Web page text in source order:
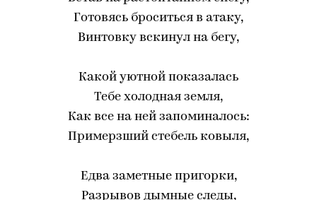
Готовясь броситься в атаку,
Винтовку вскинул на бегу,
Какой уютной показалась
Тебе холодная земля,
Как все на ней запоминалось:
Примерзший стебель ковыля,
Едва заметные пригорки,
Разрывов дымные следы,